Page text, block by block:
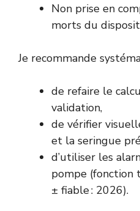
Non prise en
morts du
Je recommande
de refaire le
validation,
de vérifier
et la seringue
d’utiliser les
pompe (fonction
± fiable : 2026).